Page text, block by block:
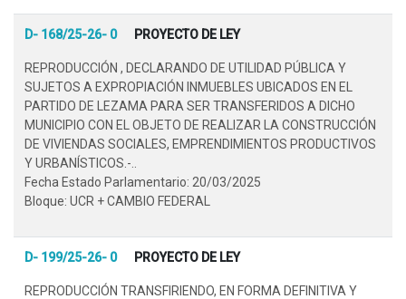
D- 168/25-26- 0 PROYECTO DE LEY
REPRODUCCIÓN , DECLARANDO DE UTILIDAD PÚBLICA Y
SUJETOS A EXPROPIACIÓN INMUEBLES UBICADOS EN EL
PARTIDO DE LEZAMA PARA SER TRANSFERIDOS A DICHO
MUNICIPIO CON EL OBJETO DE REALIZAR LA CONSTRUCCIÓN
DE VIVIENDAS SOCIALES, EMPRENDIMIENTOS PRODUCTIVOS
Y URBANÍSTICOS.-..
Fecha Estado Parlamentario: 20/03/2025
Bloque: UCR + CAMBIO FEDERAL
D- 199/25-26- 0 PROYECTO DE LEY
REPRODUCCIÓN TRANSFIRIENDO, EN FORMA DEFINITIVA Y